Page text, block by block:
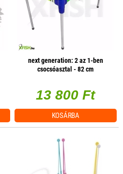
next generation: 2 az 1-ben
csocsóasztal - 82 cm
13 800 Ft
KOSÁRBA